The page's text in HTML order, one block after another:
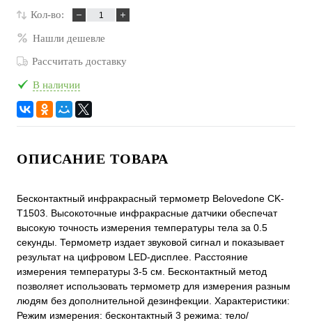
Кол-во:
Нашли дешевле
Рассчитать доставку
В наличии
ОПИСАНИЕ ТОВАРА
Бесконтактный инфракрасный термометр Belovedone CK-
T1503. Высокоточные инфракрасные датчики обеспечат
высокую точность измерения температуры тела за 0.5
секунды. Термометр издает звуковой сигнал и показывает
результат на цифровом LED-дисплее. Расстояние
измерения температуры 3-5 см. Бесконтактный метод
позволяет использовать термометр для измерения разным
людям без дополнительной дезинфекции. Характеристики:
Режим измерения: бесконтактный 3 режима: тело/